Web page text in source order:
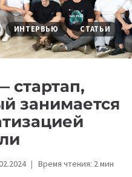
ИНТЕРВЬЮ СТАТЬИ
стартап,
занимается
Время чтения: 2мин